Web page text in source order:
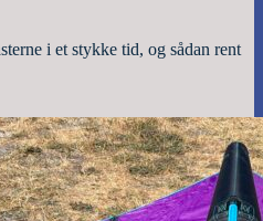
i et stykke tid, og sådan rent